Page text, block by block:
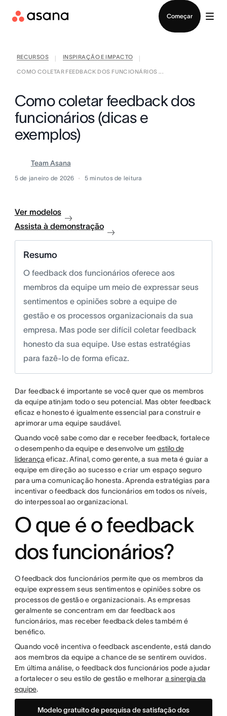
Começar
RECURSOS INSPIRAÇÃO E IMPACTO
COMO COLETAR FEEDBACK DOS FUNCIONÁRIOS ...
Como coletar feedback dos
funcionários (dicas e
exemplos)
Team Asana
5 de janeiro de 2026 5 minutos de leitura
Ver modelos
Assista à demonstração
Resumo
O feedback dos funcionários oferece aos
membros da equipe um meio de expressar seus
sentimentos e opiniões sobre a equipe de
gestão e os processos organizacionais da sua
empresa. Mas pode ser difícil coletar feedback
honesto da sua equipe. Use estas estratégias
para fazê-lo de forma eficaz.
Dar feedback é importante se você quer que os membros
da equipe atinjam todo o seu potencial. Mas obter feedback
eficaz e honesto é igualmente essencial para construir e
aprimorar uma equipe saudável.
Quando você sabe como dar e receber feedback, fortalece
o desempenho da equipe e desenvolve um estilo de
liderança eficaz. Afinal, como gerente, a sua meta é guiar a
equipe em direção ao sucesso e criar um espaço seguro
para uma comunicação honesta. Aprenda estratégias para
incentivar o feedback dos funcionários em todos os níveis,
do interpessoal ao organizacional.
O que é o feedback
dos funcionários?
O feedback dos funcionários permite que os membros da
equipe expressem seus sentimentos e opiniões sobre os
processos de gestão e organizacionais. As empresas
geralmente se concentram em dar feedback aos
funcionários, mas receber feedback deles também é
benéfico.
Quando você incentiva o feedback ascendente, está dando
aos membros da equipe a chance de se sentirem ouvidos.
Em última análise, o feedback dos funcionários pode ajudar
a fortalecer o seu estilo de gestão e melhorar a sinergia da
equipe.
Modelo gratuito de pesquisa de satisfação dos